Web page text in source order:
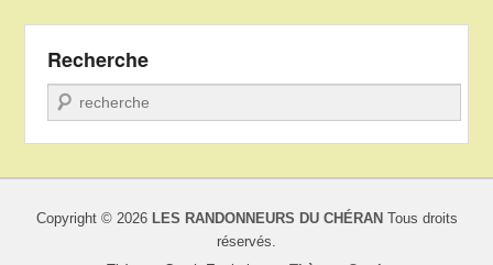
Recherche
Recherche
Copyright © 2026 LES RANDONNEURS DU CHÉRAN Tous droits
réservés.